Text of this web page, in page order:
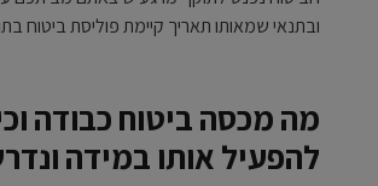
ובתנאי שמאותו תאריך קיימת פוליסת ביטוח
מה מכסה ביטוח כבודה
להפעיל אותו במידה